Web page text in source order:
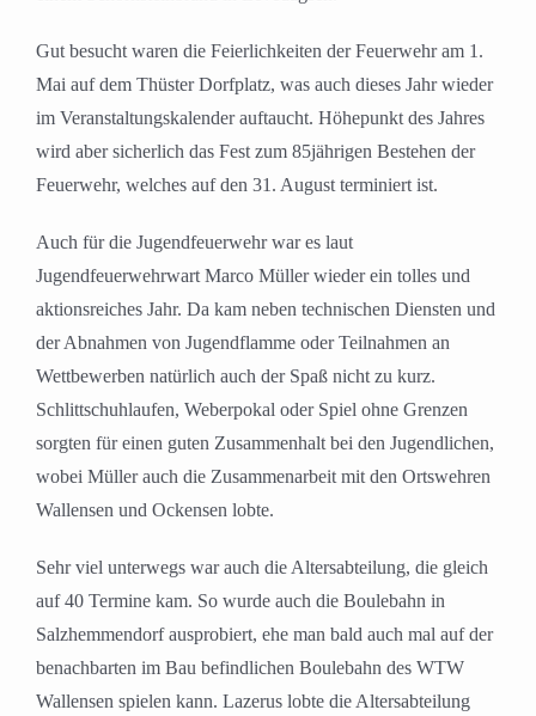
Gut besucht waren die Feierlichkeiten der Feuerwehr am 1.
Mai auf dem Thüster Dorfplatz, was auch dieses Jahr wieder
im Veranstaltungskalender auftaucht. Höhepunkt des Jahres
wird aber sicherlich das Fest zum 85jährigen Bestehen der
Feuerwehr, welches auf den 31. August terminiert ist.
Auch für die Jugendfeuerwehr war es laut
Jugendfeuerwehrwart Marco Müller wieder ein tolles und
aktionsreiches Jahr. Da kam neben technischen Diensten und
der Abnahmen von Jugendflamme oder Teilnahmen an
Wettbewerben natürlich auch der Spaß nicht zu kurz.
Schlittschuhlaufen, Weberpokal oder Spiel ohne Grenzen
sorgten für einen guten Zusammenhalt bei den Jugendlichen,
wobei Müller auch die Zusammenarbeit mit den Ortswehren
Wallensen und Ockensen lobte.
Sehr viel unterwegs war auch die Altersabteilung, die gleich
auf 40 Termine kam. So wurde auch die Boulebahn in
Salzhemmendorf ausprobiert, ehe man bald auch mal auf der
benachbarten im Bau befindlichen Boulebahn des WTW
Wallensen spielen kann. Lazerus lobte die Altersabteilung